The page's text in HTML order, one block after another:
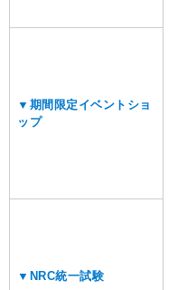
▼期間限定イベントショ
ップ
▼NRC統一試験